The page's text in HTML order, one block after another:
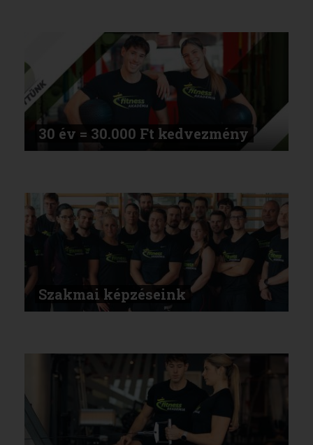
30 év = 30.000 Ft kedvezmény
Szakmai képzéseink